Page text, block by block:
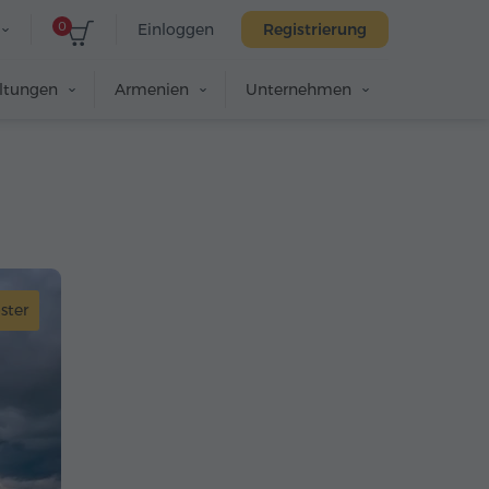
Einloggen Registrierung
0
Armenien Unternehmen